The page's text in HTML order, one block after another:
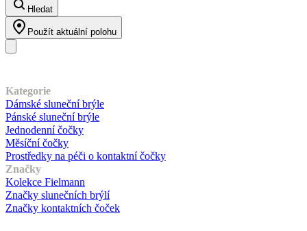
Hledat
Použít aktuální polohu
Kategorie
Dámské sluneční brýle
Pánské sluneční brýle
Jednodenní čočky
Měsíční čočky
Prostředky na péči o kontaktní čočky
Značky
Kolekce Fielmann
Značky slunečních brýlí
Značky kontaktních čoček